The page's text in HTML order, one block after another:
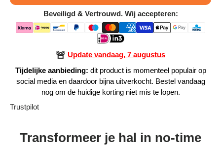
Alle collecties
Volg je bestelling
Over ons
Beveiligd & Vertrouwd. Wij accepteren:
🚨 Update vandaag, 7 augustus
Tijdelijke aanbieding: dit product is momenteel populair op
social media en daardoor bijna uitverkocht. Bestel vandaag
nog om de huidige korting niet mis te lopen.
Trustpilot
Transformeer je hal in no-time